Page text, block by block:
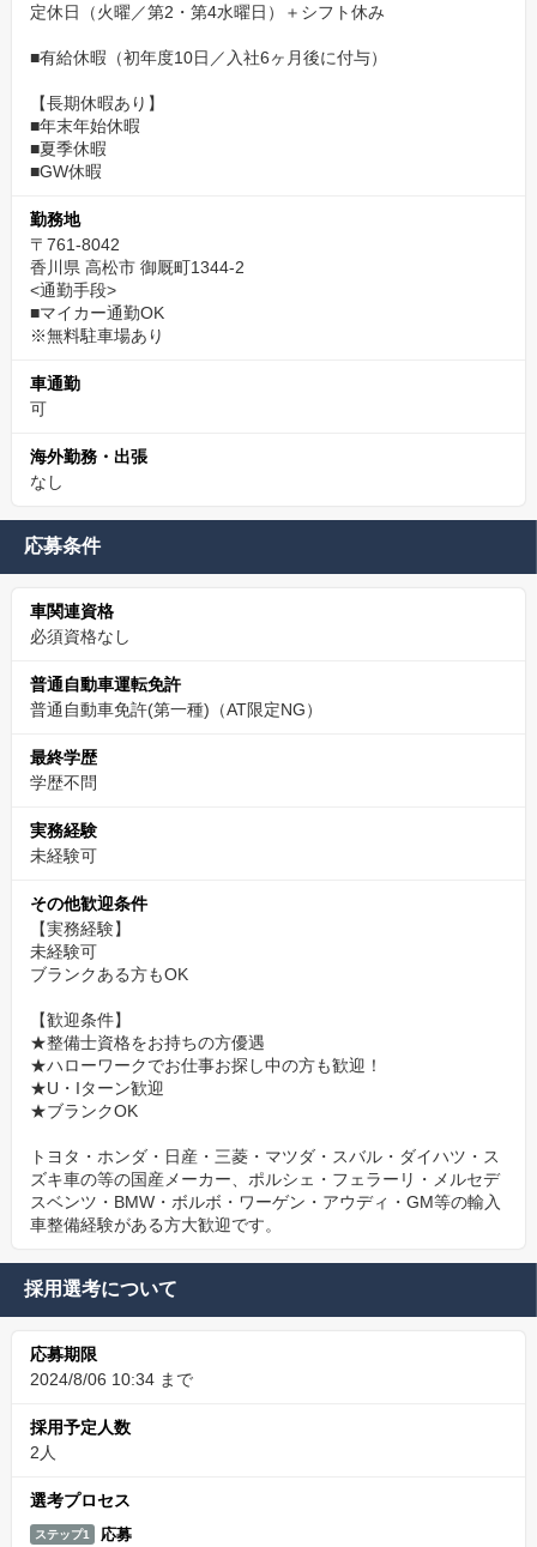
定休日（火曜／第2・第4水曜日）＋シフト休み
■有給休暇（初年度10日／入社6ヶ月後に付与）
【長期休暇あり】
■年末年始休暇
■夏季休暇
■GW休暇
勤務地
〒761-8042
香川県 高松市 御厩町1344-2
<通勤手段>
■マイカー通勤OK
※無料駐車場あり
車通勤
可
海外勤務・出張
なし
応募条件
車関連資格
必須資格なし
普通自動車運転免許
普通自動車免許(第一種)（AT限定NG）
最終学歴
学歴不問
実務経験
未経験可
その他歓迎条件
【実務経験】
未経験可
ブランクある方もOK
【歓迎条件】
★整備士資格をお持ちの方優遇
★ハローワークでお仕事お探し中の方も歓迎！
★U・Iターン歓迎
★ブランクOK
トヨタ・ホンダ・日産・三菱・マツダ・スバル・ダイハツ・ス
ズキ車の等の国産メーカー、ポルシェ・フェラーリ・メルセデ
スベンツ・BMW・ボルボ・ワーゲン・アウディ・GM等の輸入
車整備経験がある方大歓迎です。
採用選考について
応募期限
2024/8/06 10:34 まで
採用予定人数
2人
選考プロセス
ステップ1 応募